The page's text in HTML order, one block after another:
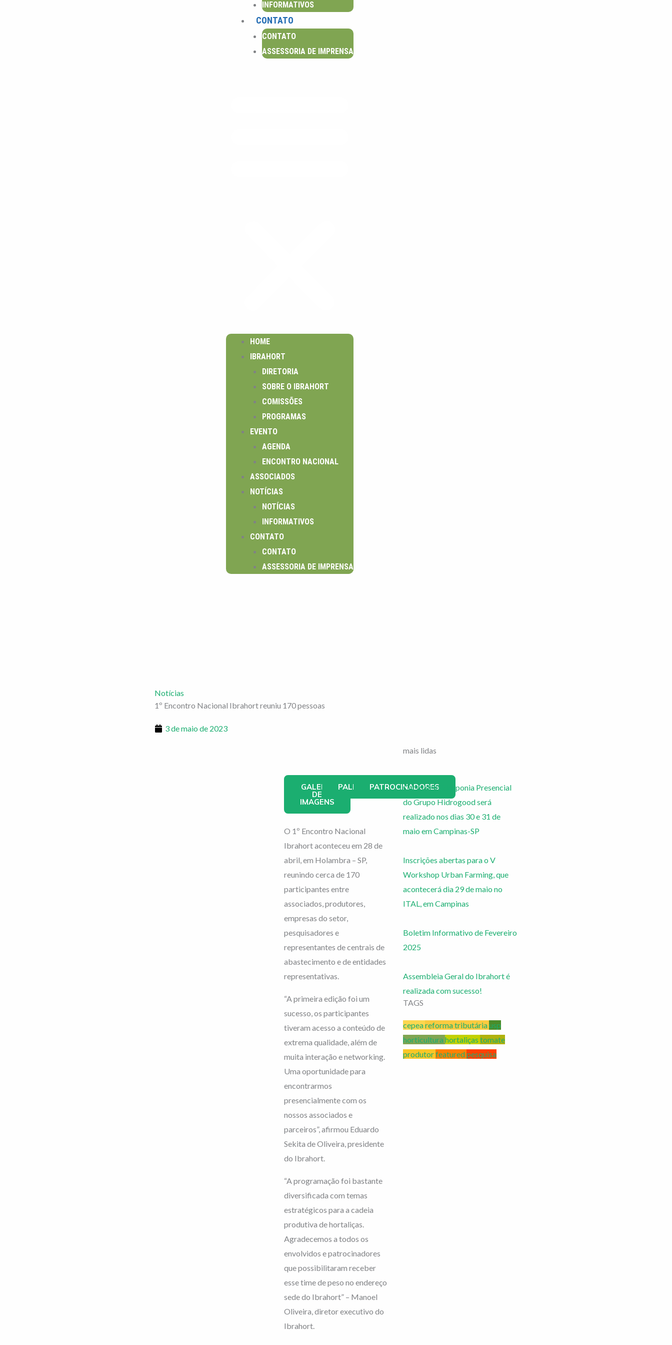
INFORMATIVOS
CONTATO
CONTATO
ASSESSORIA DE IMPRENSA
HOME
IBRAHORT
DIRETORIA
SOBRE O IBRAHORT
COMISSÕES
PROGRAMAS
EVENTO
AGENDA
ENCONTRO NACIONAL
ASSOCIADOS
NOTÍCIAS
NOTÍCIAS
INFORMATIVOS
CONTATO
CONTATO
ASSESSORIA DE IMPRENSA
Notícias
1º Encontro Nacional Ibrahort reuniu 170 pessoas
3 de maio de 2023
GALERIA
DE
IMAGENS
PALESTRANTESPATROCINADORES
O 1º Encontro Nacional
Ibrahort aconteceu em 28 de
abril, em Holambra – SP,
reunindo cerca de 170
participantes entre
associados, produtores,
empresas do setor,
pesquisadores e
representantes de centrais de
abastecimento e de entidades
representativas.
“A primeira edição foi um
sucesso, os participantes
tiveram acesso a conteúdo de
extrema qualidade, além de
muita interação e networking.
Uma oportunidade para
encontrarmos
presencialmente com os
nossos associados e
parceiros”, afirmou Eduardo
Sekita de Oliveira, presidente
do Ibrahort.
“A programação foi bastante
diversificada com temas
estratégicos para a cadeia
produtiva de hortaliças.
Agradecemos a todos os
envolvidos e patrocinadores
que possibilitaram receber
esse time de peso no endereço
sede do Ibrahort” – Manoel
Oliveira, diretor executivo do
Ibrahort.
mais lidas
Curso de Hidroponia Presencial
do Grupo Hidrogood será
realizado nos dias 30 e 31 de
maio em Campinas-SP
Inscrições abertas para o V
Workshop Urban Farming, que
acontecerá dia 29 de maio no
ITAL, em Campinas
Boletim Informativo de Fevereiro
2025
Assembleia Geral do Ibrahort é
realizada com sucesso!
TAGS
cepeareforma tributária usp
horticultura hortaliças tomate
produtorfeaturedpesquisa